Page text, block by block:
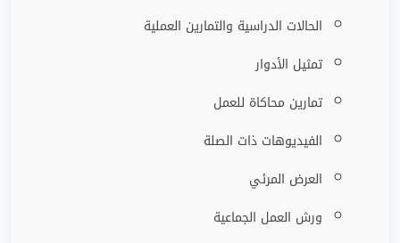
الحالات الدراسية والتمارين العملية
تمثيل الأدوار
تمارين محاكاة للعمل
الفيديوهات ذات الصلة
العرض المرئي
ورش العمل الجماعية